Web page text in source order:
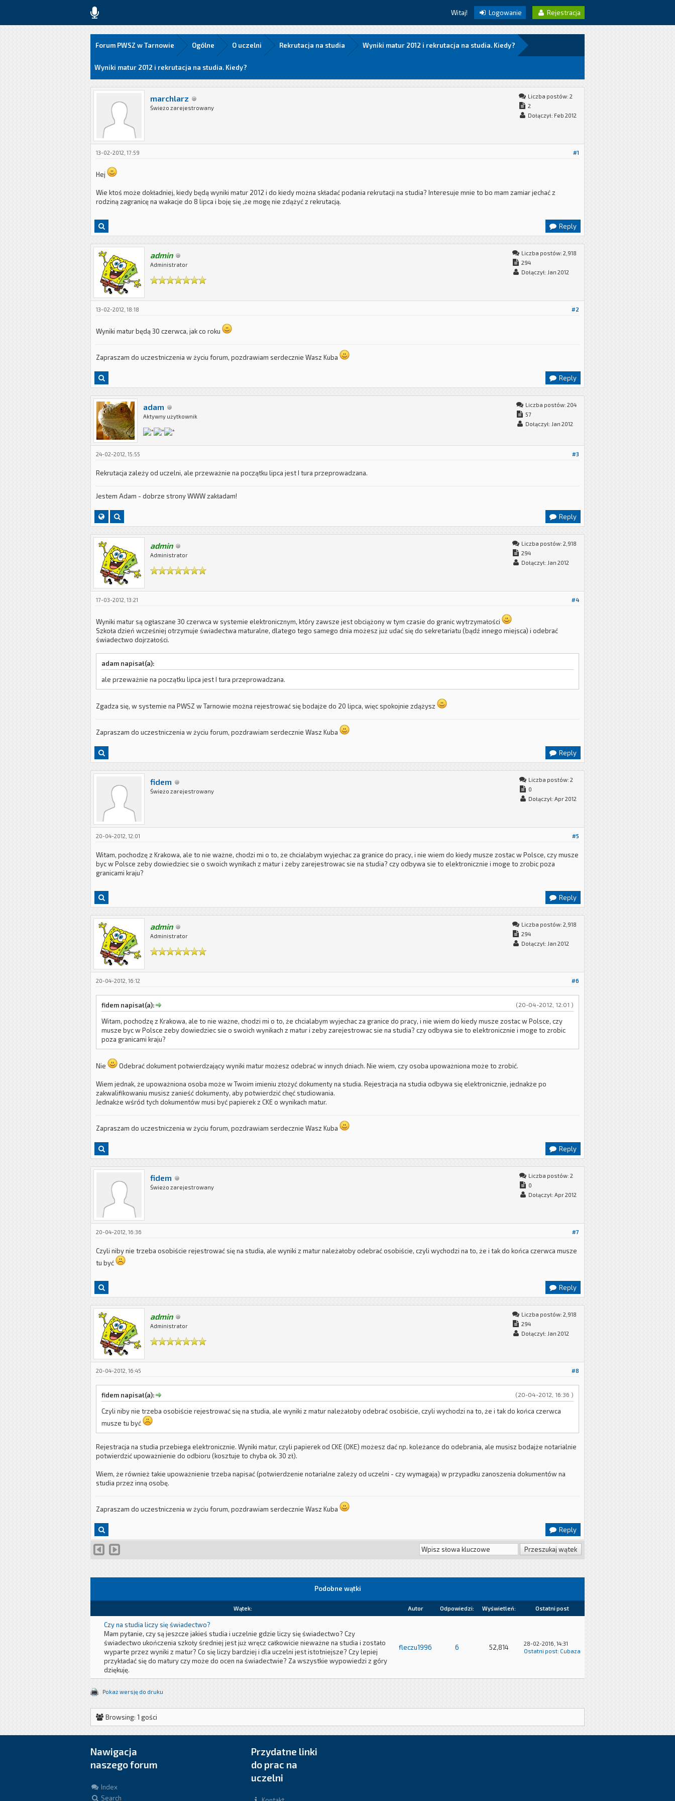
Witaj! Logowanie Rejestracja
Forum PWSZ w Tarnowie Ogólne O uczelni Rekrutacja na studia Wyniki matur 2012 i rekrutacja na studia. Kiedy?
Wyniki matur 2012 i rekrutacja na studia. Kiedy?
marchlarz
Świeżo zarejestrowany
Liczba postów: 2
2
Dołączył: Feb 2012
#1
13-02-2012, 17:59
Hej
Wie ktoś może dokładniej, kiedy będą wyniki matur 2012 i do kiedy można składać podania rekrutacji na studia? Interesuje mnie to bo mam zamiar jechać z
rodziną zagranicę na wakacje do 8 lipca i boję się ,że mogę nie zdążyć z rekrutacją.
Reply
admin
Administrator
Liczba postów: 2,918
294
Dołączył: Jan 2012
#2
13-02-2012, 18:18
Wyniki matur będą 30 czerwca, jak co roku
Zapraszam do uczestniczenia w życiu forum, pozdrawiam serdecznie Wasz Kuba
Reply
adam
Aktywny użytkownik
Liczba postów: 204
57
Dołączył: Jan 2012
#3
24-02-2012, 15:55
Rekrutacja zależy od uczelni, ale przeważnie na początku lipca jest I tura przeprowadzana.
Jestem Adam - dobrze strony WWW zakładam!
Reply
admin
Administrator
Liczba postów: 2,918
294
Dołączył: Jan 2012
#4
17-03-2012, 13:21
Wyniki matur są ogłaszane 30 czerwca w systemie elektronicznym, który zawsze jest obciążony w tym czasie do granic wytrzymałości
Szkoła dzień wcześniej otrzymuje świadectwa maturalne, dlatego tego samego dnia możesz już udać się do sekretariatu (bądź innego miejsca) i odebrać
świadectwo dojrzałości.
adam napisał(a):
ale przeważnie na początku lipca jest I tura przeprowadzana.
Zgadza się, w systemie na PWSZ w Tarnowie można rejestrować się bodajże do 20 lipca, więc spokojnie zdążysz
Zapraszam do uczestniczenia w życiu forum, pozdrawiam serdecznie Wasz Kuba
Reply
fidem
Świeżo zarejestrowany
Liczba postów: 2
0
Dołączył: Apr 2012
#5
20-04-2012, 12:01
Witam, pochodzę z Krakowa, ale to nie ważne, chodzi mi o to, że chcialabym wyjechac za granice do pracy, i nie wiem do kiedy musze zostac w Polsce, czy musze
byc w Polsce zeby dowiedziec sie o swoich wynikach z matur i zeby zarejestrowac sie na studia? czy odbywa sie to elektronicznie i moge to zrobic poza
granicami kraju?
Reply
admin
Administrator
Liczba postów: 2,918
294
Dołączył: Jan 2012
#6
20-04-2012, 16:12
(20-04-2012, 12:01 )
fidem napisał(a):
Witam, pochodzę z Krakowa, ale to nie ważne, chodzi mi o to, że chcialabym wyjechac za granice do pracy, i nie wiem do kiedy musze zostac w Polsce, czy
musze byc w Polsce zeby dowiedziec sie o swoich wynikach z matur i zeby zarejestrowac sie na studia? czy odbywa sie to elektronicznie i moge to zrobic
poza granicami kraju?
Nie Odebrać dokument potwierdzający wyniki matur możesz odebrać w innych dniach. Nie wiem, czy osoba upoważniona może to zrobić.
Wiem jednak, że upoważniona osoba może w Twoim imieniu złożyć dokumenty na studia. Rejestracja na studia odbywa się elektronicznie, jednakże po
zakwalifikowaniu musisz zanieść dokumenty, aby potwierdzić chęć studiowania.
Jednakże wśród tych dokumentów musi być papierek z CKE o wynikach matur.
Zapraszam do uczestniczenia w życiu forum, pozdrawiam serdecznie Wasz Kuba
Reply
fidem
Świeżo zarejestrowany
Liczba postów: 2
0
Dołączył: Apr 2012
#7
20-04-2012, 16:36
Czyli niby nie trzeba osobiście rejestrować się na studia, ale wyniki z matur należałoby odebrać osobiście, czyli wychodzi na to, że i tak do końca czerwca musze
tu być
Reply
admin
Administrator
Liczba postów: 2,918
294
Dołączył: Jan 2012
#8
20-04-2012, 16:45
(20-04-2012, 16:36 )
fidem napisał(a):
Czyli niby nie trzeba osobiście rejestrować się na studia, ale wyniki z matur należałoby odebrać osobiście, czyli wychodzi na to, że i tak do końca czerwca
musze tu być
Rejestracja na studia przebiega elektronicznie. Wyniki matur, czyli papierek od CKE (OKE) możesz dać np. koleżance do odebrania, ale musisz bodajże notarialnie
potwierdzić upoważnienie do odbioru (kosztuje to chyba ok. 30 zł).
Wiem, że również takie upoważnienie trzeba napisać (potwierdzenie notarialne zależy od uczelni - czy wymagają) w przypadku zanoszenia dokumentów na
studia przez inną osobę.
Zapraszam do uczestniczenia w życiu forum, pozdrawiam serdecznie Wasz Kuba
Reply
Podobne wątki
Wątek: Autor Odpowiedzi: Wyświetleń: Ostatni post
Czy na studia liczy się świadectwo?
Mam pytanie, czy są jeszcze jakieś studia i uczelnie gdzie liczy się świadectwo? Czy
świadectwo ukończenia szkoły średniej jest już wręcz całkowicie nieważne na studia i zostało
wyparte przez wyniki z matur? Co się liczy bardziej i dla uczelni jest istotniejsze? Czy lepiej
przykładać się do matury czy może do ocen na świadectwie? Za wszystkie wypowiedzi z góry
dziękuję.
fleczu1996 6 52,814
28-02-2016, 14:31
Ostatni post: Cubaza
Pokaż wersję do druku
Browsing: 1 gości
Nawigacja
naszego forum
Index
Search
Przydatne linki
do prac na
uczelni